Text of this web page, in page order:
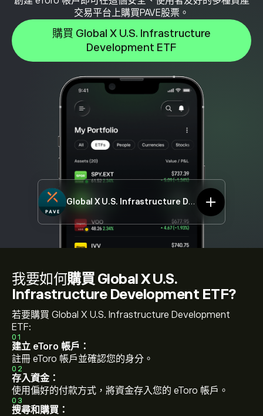
交易平台上購買PAVE股票。
購買 Global X U.S. Infrastructure
Development ETF
Global X U.S. Infrastructure Development ETF
我要如何購買 Global X U.S.
Infrastructure Development ETF?
若要購買 Global X U.S. Infrastructure Development
ETF:
01
建立 eToro 帳戶：
註冊 eToro 帳戶並確認您的身分。
02
存入資金：
使用偏好的付款方式，將資金存入您的 eToro 帳戶。
03
搜尋和購買：